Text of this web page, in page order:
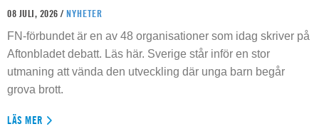
08 JULI, 2026 / NYHETER
FN-förbundet är en av 48 organisationer som idag skriver på
Aftonbladet debatt. Läs här. Sverige står inför en stor
utmaning att vända den utveckling där unga barn begår
grova brott.
LÄS MER